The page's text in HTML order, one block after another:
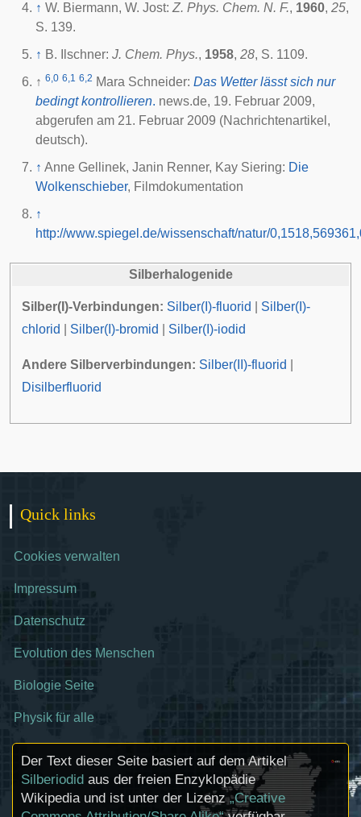
↑ W. Biermann, W. Jost: Z. Phys. Chem. N. F., 1960, 25,
S. 139.
↑ B. Ilschner: J. Chem. Phys., 1958, 28, S. 1109.
↑ 6,0 6,1 6,2 Mara Schneider: Das Wetter lässt sich nur
bedingt kontrollieren. news.de, 19. Februar 2009,
abgerufen am 21. Februar 2009 (Nachrichtenartikel,
deutsch).
↑ Anne Gellinek, Janin Renner, Kay Siering: Die
Wolkenschieber, Filmdokumentation
↑
http://www.spiegel.de/wissenschaft/natur/
Silberhalogenide
Silber(I)-Verbindungen: Silber(I)-fluorid
Silber(I)-
chlorid
Silber(I)-bromid Silber(I)-iodid
Andere Silberverbindungen: Silber(II)-fluorid
Disilberfluorid
Quick links
Cookies verwalten
Impressum
Datenschutz
Evolution des Menschen
Biologie Seite
Physik für alle
Der Text dieser Seite basiert auf dem Artikel
Silberiodid aus der freien Enzyklopädie
Wikipedia und ist unter der Lizenz„Creative